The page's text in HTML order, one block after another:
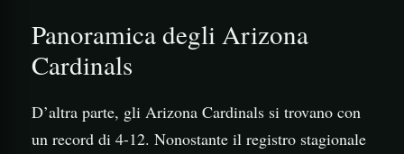
Panoramica degli Arizona
Cardinals
D’altra parte, gli Arizona Cardinals si trovano con
un record di 4-12. Nonostante il registro stagionale